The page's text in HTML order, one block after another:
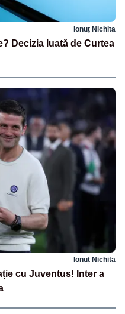
Ionuț Nichita
Decizia luată de Curtea
Ionuț Nichita
cu Juventus! Inter a